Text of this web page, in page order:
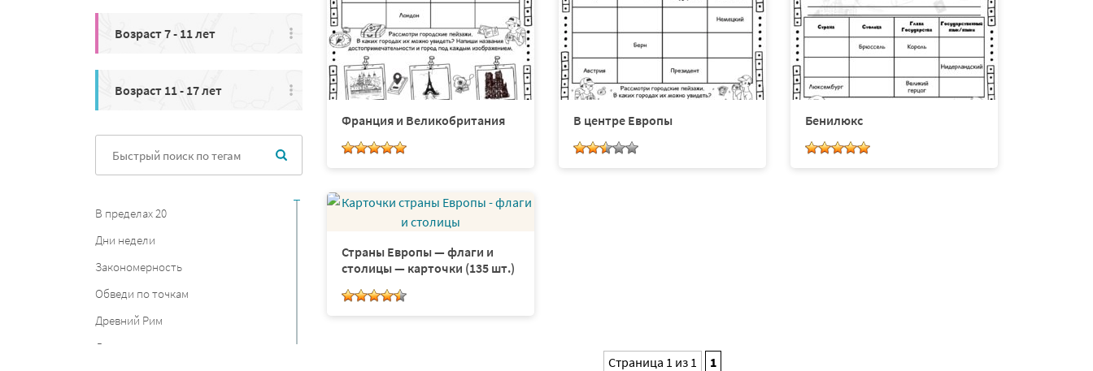
Франция и Великобритания В центре Европы Бенилюкс
Страны Европы — флаги и
столицы — карточки (135 шт.)
Страница 1 из 1 1
Возраст 7 - 11 лет
Возраст 11 - 17 лет
В пределах 20
Дни недели
Закономерность
Обведи по точкам
Древний Рим
Дания